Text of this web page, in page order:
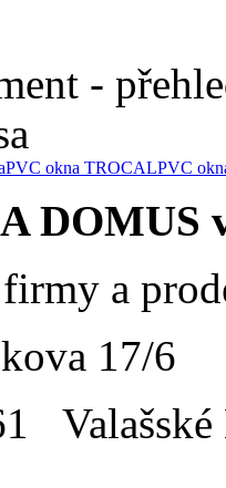
-
PVC okna TROCALPVC
DOMUS
a
17/6